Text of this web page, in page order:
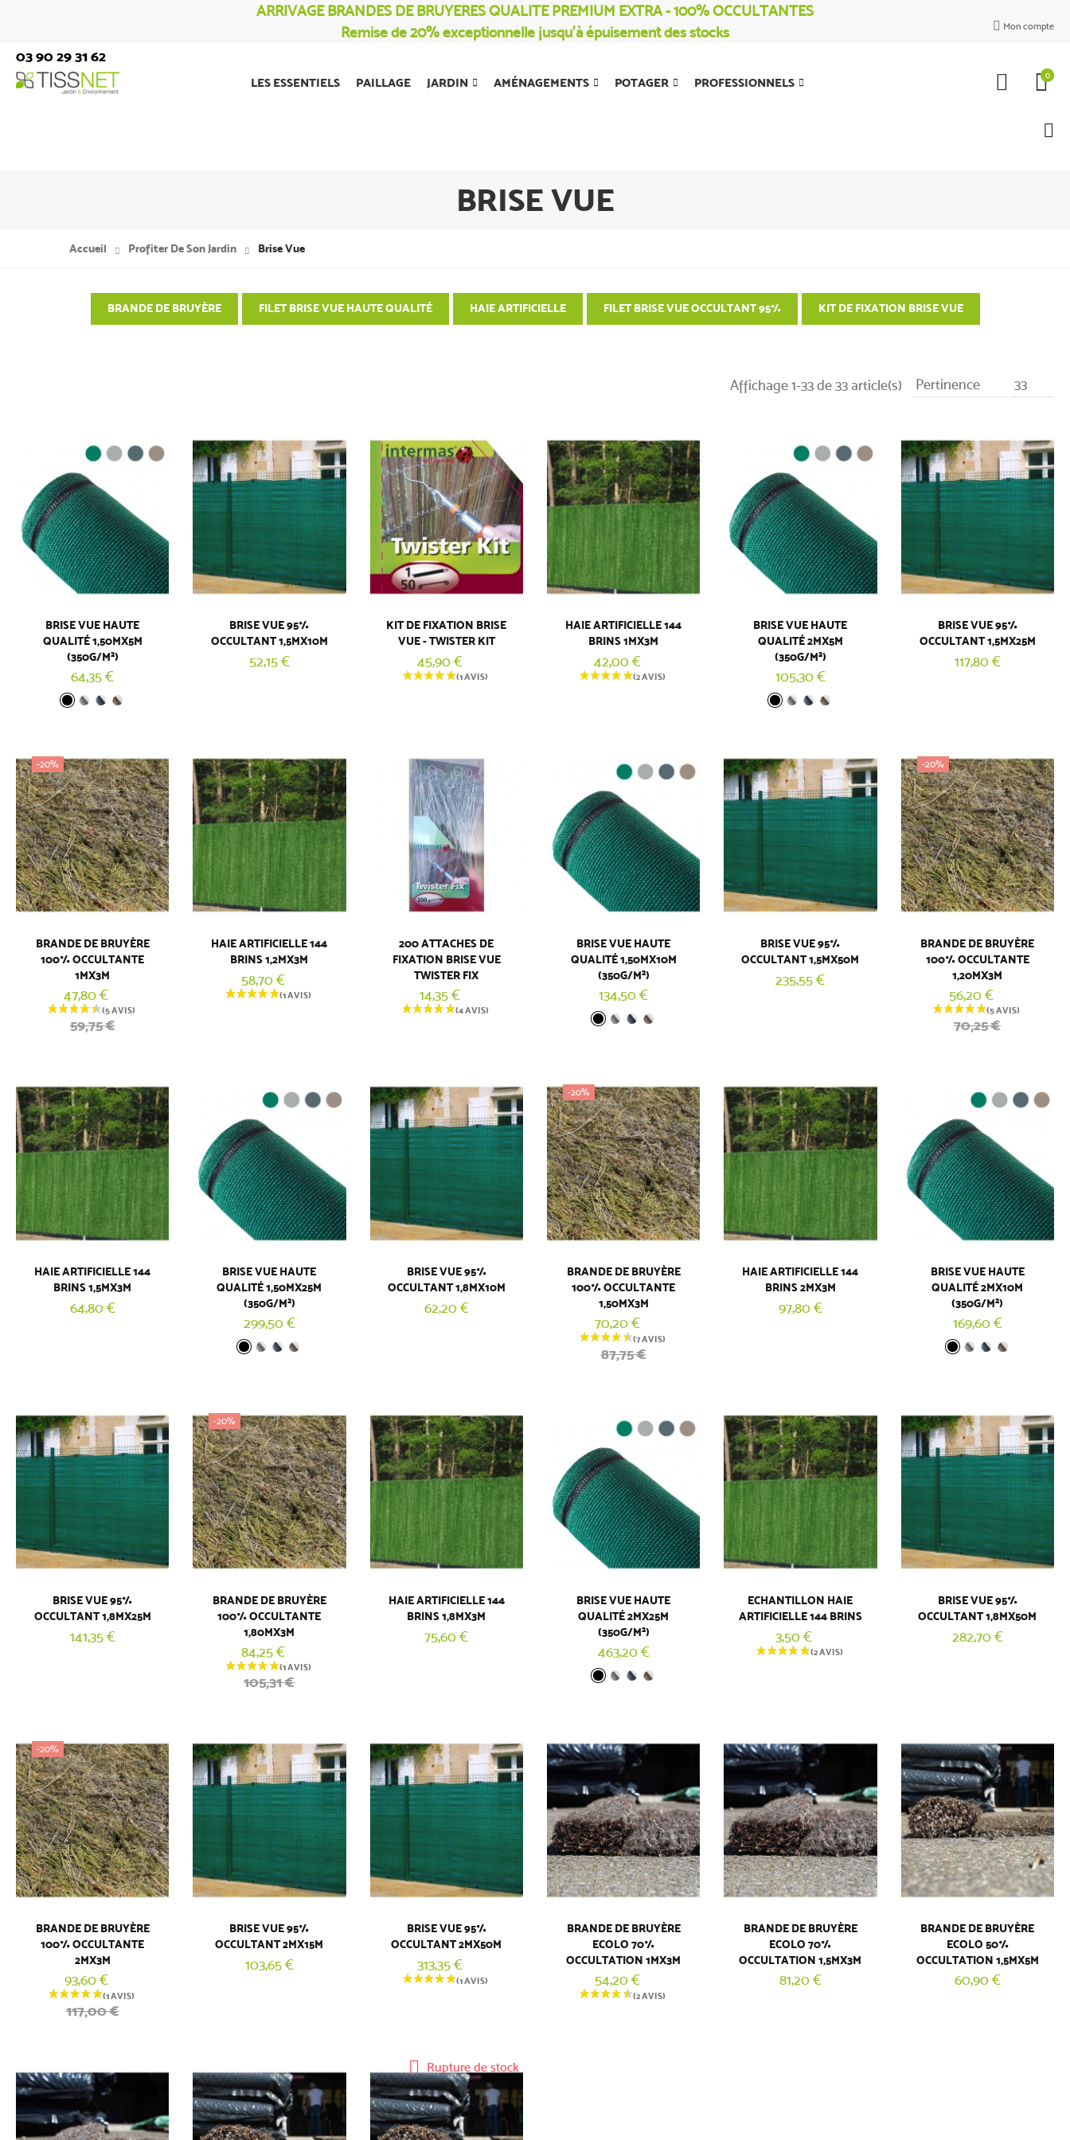
ARRIVAGE BRANDES DE BRUYERES QUALITE PREMIUM EXTRA - 100% OCCULTANTES
Remise de 20% exceptionnelle jusqu’à épuisement des stocks
Mon compte
03 90 29 31 62
 0
LES ESSENTIELS PAILLAGE JARDIN AMÉNAGEMENTS POTAGER PROFESSIONNELS
BRISE VUE
Accueil Profiter De Son Jardin Brise Vue
BRANDE DE BRUYÈRE FILET BRISE VUE HAUTE QUALITÉ HAIE ARTIFICIELLE FILET BRISE VUE OCCULTANT 95% KIT DE FIXATION BRISE VUE
Pertinence 33
Affichage 1-33 de 33 article(s)
BRISE VUE HAUTE
QUALITÉ 1,50MX5M
(350G/M²)
64,35 €
BRISE VUE 95%
OCCULTANT 1,5MX10M
52,15 €
KIT DE FIXATION BRISE
VUE - TWISTER KIT
45,90 €
(1 AVIS)
HAIE ARTIFICIELLE 144
BRINS 1MX3M
42,00 €
(2
BRISE VUE HAUTE
QUALITÉ 2MX5M
(350G/M²)
105,30 €
BRISE VUE 95%
OCCULTANT 1,5MX25M
117,80 €
-20%
BRANDE DE BRUYÈRE
100% OCCULTANTE
1MX3M
47,80 €
59,75 €
HAIE ARTIFICIELLE 144
BRINS 1,2MX3M
58,70 €
(1 AVIS)
200 ATTACHES DE
FIXATION BRISE VUE
TWISTER FIX
14,35 €
(4 AVIS)
BRISE VUE HAUTE
QUALITÉ 1,50MX10M
(350G/M²)
134,50 €
BRISE VUE 95%
OCCULTANT 1,5MX50M
235,55 €
-20%
BRANDE DE BRUYÈRE
100% OCCULTANTE
1,20MX3M
56,20 €
70,25 €
HAIE ARTIFICIELLE 144
BRINS 1,5MX3M
64,80 €
BRISE VUE HAUTE
QUALITÉ 1,50MX25M
(350G/M²)
299,50 €
BRISE VUE 95%
OCCULTANT 1,8MX10M
62,20 €
-20%
BRANDE DE BRUYÈRE
100% OCCULTANTE
1,50MX3M
70,20 €
87,75 €
HAIE ARTIFICIELLE 144
BRINS 2MX3M
97,80 €
BRISE VUE HAUTE
QUALITÉ 2MX10M
(350G/M²)
169,60 €
BRISE VUE 95%
OCCULTANT 1,8MX25M
141,35 €
-20%
BRANDE DE BRUYÈRE
100% OCCULTANTE
1,80MX3M
84,25 €
105,31 €
HAIE ARTIFICIELLE 144
BRINS 1,8MX3M
75,60 €
BRISE VUE HAUTE
QUALITÉ 2MX25M
(350G/M²)
463,20 €
ECHANTILLON HAIE
ARTIFICIELLE 144 BRINS
3,50 €
BRISE VUE 95%
OCCULTANT 1,8MX50M
282,70 €
-20%
BRANDE DE BRUYÈRE
100% OCCULTANTE
2MX3M
93,60 €
117,00 €
BRISE VUE 95%
OCCULTANT 2MX15M
103,65 €
BRISE VUE 95%
OCCULTANT 2MX50M
313,35 €
BRANDE DE BRUYÈRE
ECOLO 70%
OCCULTATION 1MX3M
54,20 €
BRANDE DE BRUYÈRE
ECOLO 70%
OCCULTATION 1,5MX3M
81,20 €
BRANDE DE BRUYÈRE
ECOLO 50%
OCCULTATION 1,5MX5M
60,90 €
Rupture de stock